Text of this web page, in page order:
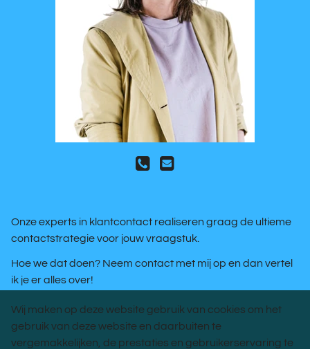
Onze experts in klantcontact realiseren graag de ultieme
contactstrategie voor jouw vraagstuk.
Hoe we dat doen? Neem contact met mij op en dan vertel
ik je er alles over!
BEL ME TERUG
Wij maken op deze website gebruik van cookies om het
gebruik van deze website en daarbuiten te
vergemakkelijken, de prestaties en gebruikerservaring te